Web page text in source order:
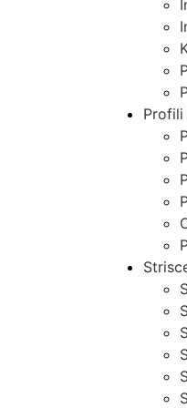
Profili